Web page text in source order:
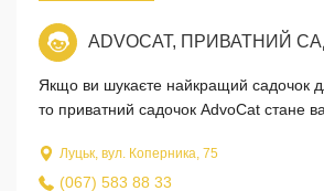
ADVOCAT, ПРИВАТНИЙ
Якщо ви шукаєте найкращий садочок
то приватний садочок AdvoCat стане
Луцьк, вул. Коперника, 75
(067) 583 88 33